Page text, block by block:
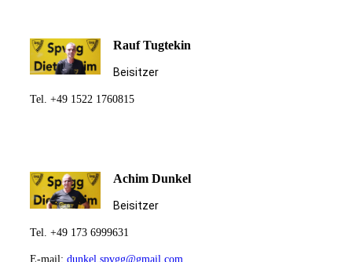
Rauf Tugtekin
Beisitzer
Tel. +49 1522 1760815
Achim Dunkel
Beisitzer
Tel. +49 173 6999631
E-mail: dunkel.spvgg@gmail.com